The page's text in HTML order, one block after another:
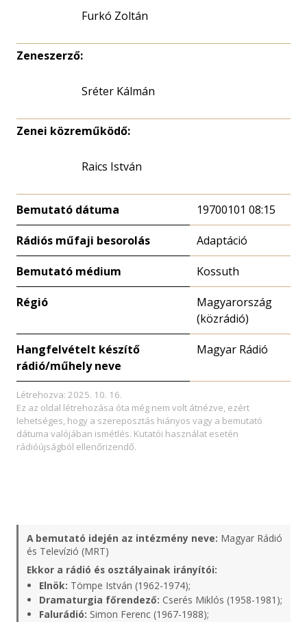
Furkó Zoltán
Zeneszerző:
Sréter Kálmán
Zenei közreműködő:
Raics István
Bemutató dátuma 19700101 08:15
Rádiós műfaji besorolás Adaptáció
Bemutató médium Kossuth
Régió
Magyarország
(közrádió)
Hangfelvételt készítő
rádió/műhely neve
Magyar Rádió
Létrehozva: 2025. 10. 16.
Ez az oldal létrehozása óta még nem volt átnézve, ezért
lehetséges, hogy a szereposztás hiányos vagy a bemutató
dátuma valójában ismétlés. Kutatói használat esetén
rádióújságból ellenőrizendő.
A bemutató idején az intézmény neve: Magyar Rádió
és Televízió (MRT)
Ekkor a rádió és osztályainak irányítói:
Elnök: Tömpe István (1962-1974);
Dramaturgia főrendező: Cserés Miklós (1958-1981);
Falurádió: Simon Ferenc (1967-1988);